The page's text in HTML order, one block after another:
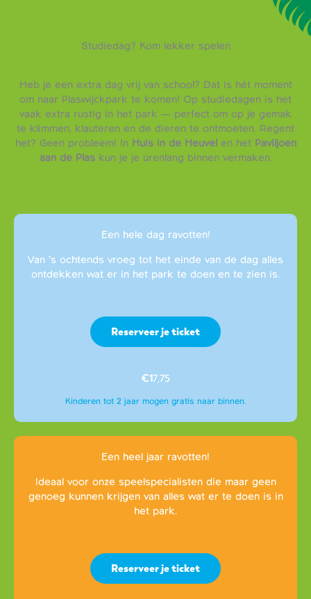
Studiedag? Kom lekker spelen
Heb je een extra dag vrij van school? Dat is hét moment
om naar Plaswijckpark te komen! Op studiedagen is het
vaak extra rustig in het park — perfect om op je gemak
te klimmen, klauteren en de dieren te ontmoeten. Regent
het? Geen probleem! In Huis in de Heuvelen het Paviljoen
aan de Plaskun je je úrenlang binnen vermaken.
Een hele dag ravotten!
Van ’s ochtends vroeg tot het einde van de dag alles
ontdekken wat er in het park te doen en te zien is.
Reserveer je ticket
€17,75
Kinderen tot 2 jaar mogen gratis naar binnen.
Een heel jaar ravotten!
Ideaal voor onze speelspecialisten die maar geen
genoeg kunnen krijgen van alles wat er te doen is in
het park.
Reserveer je ticket